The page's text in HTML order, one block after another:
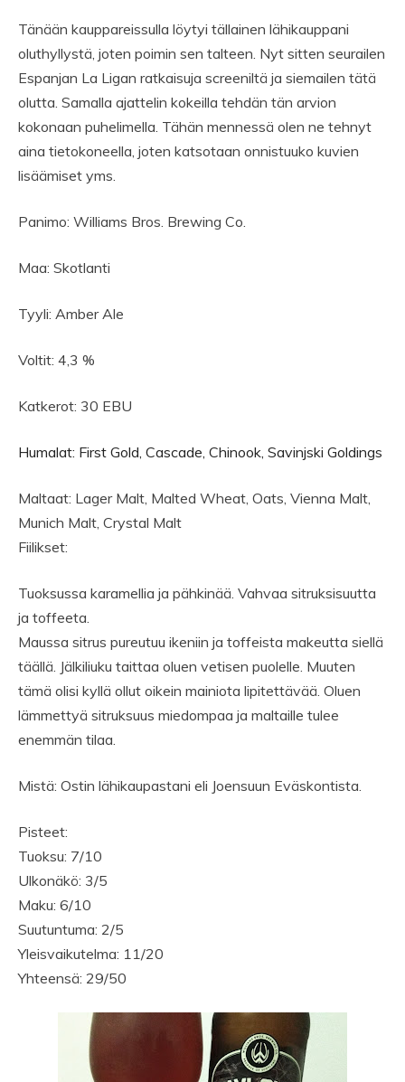
Tänään kauppareissulla löytyi tällainen lähikauppani
oluthyllystä, joten poimin sen talteen. Nyt sitten seurailen
Espanjan La Ligan ratkaisuja screeniltä ja siemailen tätä
olutta. Samalla ajattelin kokeilla tehdän tän arvion
kokonaan puhelimella. Tähän mennessä olen ne tehnyt
aina tietokoneella, joten katsotaan onnistuuko kuvien
lisäämiset yms.
Panimo: Williams Bros. Brewing Co.
Maa: Skotlanti
Tyyli: Amber Ale
Voltit: 4,3 %
Katkerot: 30 EBU
Humalat: First Gold, Cascade, Chinook, Savinjski Goldings
Maltaat: Lager Malt, Malted Wheat, Oats, Vienna Malt,
Munich Malt, Crystal Malt
Fiilikset:
Tuoksussa karamellia ja pähkinää. Vahvaa sitruksisuutta
ja toffeeta.
Maussa sitrus pureutuu ikeniin ja toffeista makeutta siellä
täällä. Jälkiliuku taittaa oluen vetisen puolelle. Muuten
tämä olisi kyllä ollut oikein mainiota lipitettävää. Oluen
lämmettyä sitruksuus miedompaa ja maltaille tulee
enemmän tilaa.
Mistä: Ostin lähikaupastani eli Joensuun Eväskontista.
Pisteet:
Tuoksu: 7/10
Ulkonäkö: 3/5
Maku: 6/10
Suutuntuma: 2/5
Yleisvaikutelma: 11/20
Yhteensä: 29/50